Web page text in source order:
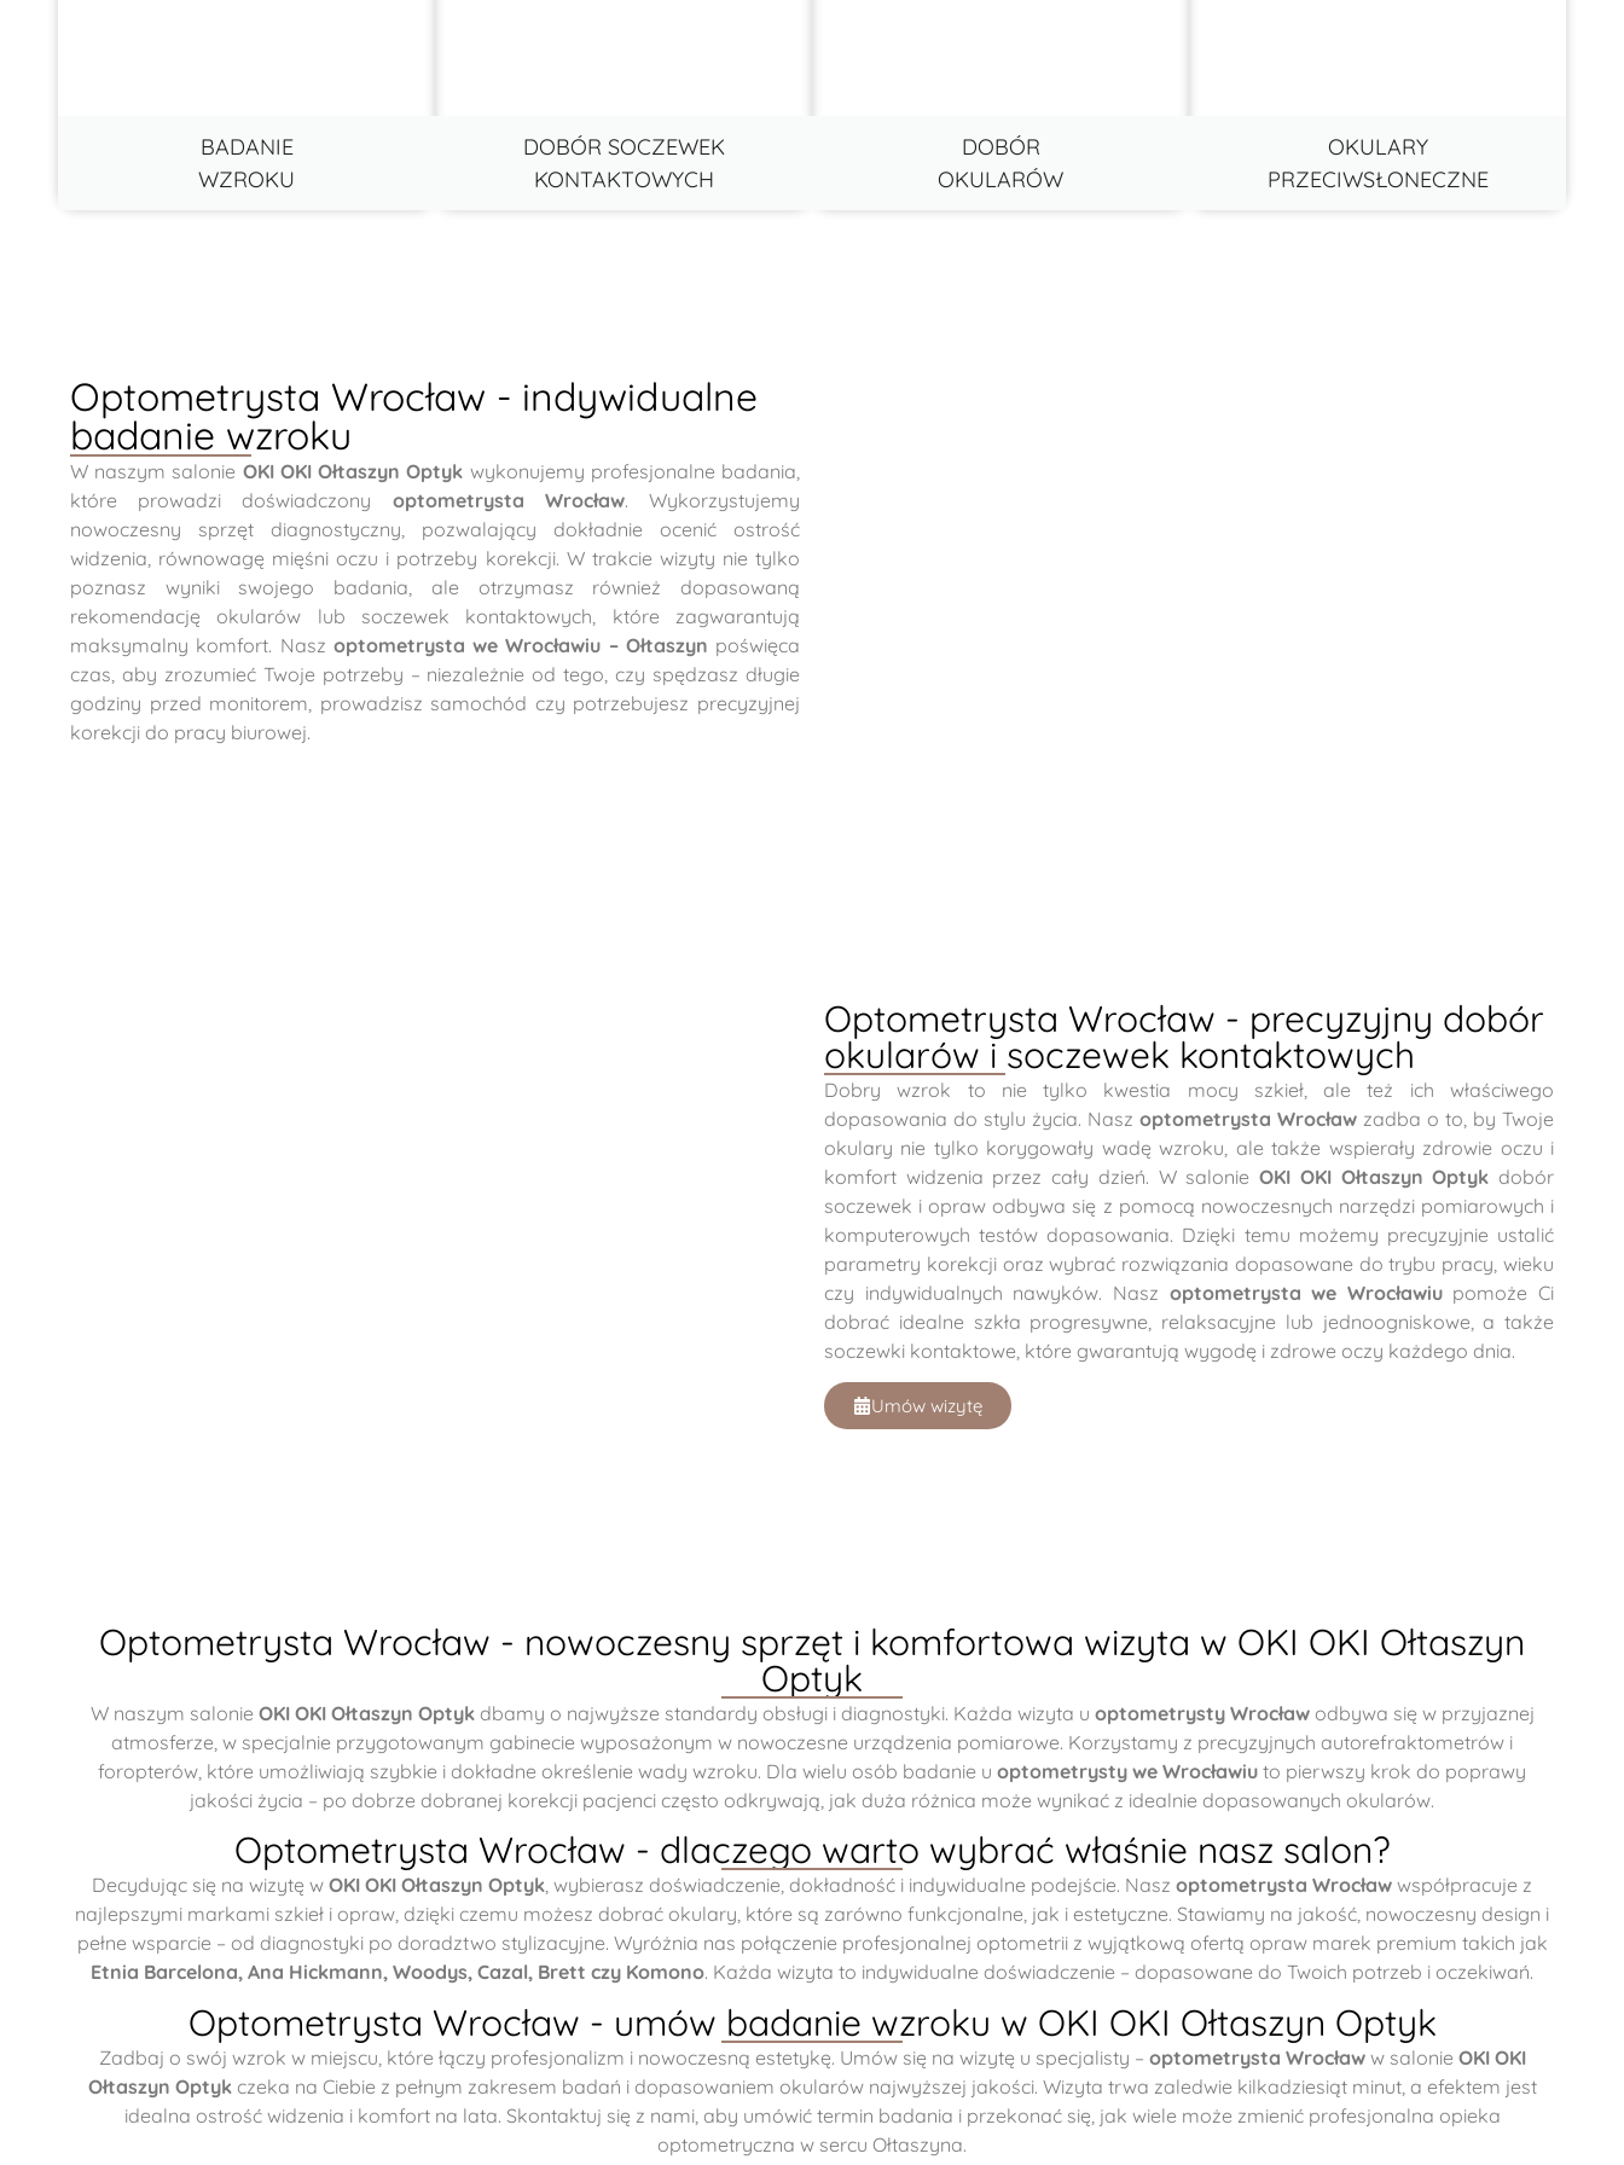
BADANIE
WZROKU
DOBÓR SOCZEWEK
KONTAKTOWYCH
DOBÓR
OKULARÓW
OKULARY
PRZECIWSŁONECZNE
Optometrysta Wrocław - indywidualne
badanie wzroku
W naszym salonie OKI OKI Ołtaszyn Optyk wykonujemy profesjonalne badania,
które prowadzi doświadczony optometrysta Wrocław. Wykorzystujemy
nowoczesny sprzęt diagnostyczny, pozwalający dokładnie ocenić ostrość
widzenia, równowagę mięśni oczu i potrzeby korekcji. W trakcie wizyty nie tylko
poznasz wyniki swojego badania, ale otrzymasz również dopasowaną
rekomendację okularów lub soczewek kontaktowych, które zagwarantują
maksymalny komfort. Nasz optometrysta we Wrocławiu – Ołtaszyn poświęca
czas, aby zrozumieć Twoje potrzeby – niezależnie od tego, czy spędzasz długie
godziny przed monitorem, prowadzisz samochód czy potrzebujesz precyzyjnej
korekcji do pracy biurowej.
Optometrysta Wrocław - precyzyjny dobór
okularów i soczewek kontaktowych
Dobry wzrok to nie tylko kwestia mocy szkieł, ale też ich właściwego
dopasowania do stylu życia. Nasz optometrysta Wrocław zadba o to, by Twoje
okulary nie tylko korygowały wadę wzroku, ale także wspierały zdrowie oczu i
komfort widzenia przez cały dzień. W salonieOKI OKI Ołtaszyn Optyk dobór
soczewek i opraw odbywa się z pomocą nowoczesnych narzędzi pomiarowych i
komputerowych testów dopasowania. Dzięki temu możemy precyzyjnie ustalić
parametry korekcji oraz wybrać rozwiązania dopasowane do trybu pracy, wieku
czy indywidualnych nawyków. Nasz optometrysta we Wrocławiupomoże Ci
dobrać idealne szkła progresywne, relaksacyjne lub jednoogniskowe, a także
soczewki kontaktowe, które gwarantują wygodę i zdrowe oczy każdego dnia.
Umów wizytę
Optometrysta Wrocław - nowoczesny sprzęt i komfortowa wizyta w OKI OKI Ołtaszyn
Optyk
W naszym salonie OKI OKI Ołtaszyn Optykdbamy o najwyższe standardy obsługi i diagnostyki. Każda wizyta u optometrysty Wrocławodbywa się w przyjaznej
atmosferze, w specjalnie przygotowanym gabinecie wyposażonym w nowoczesne urządzenia pomiarowe. Korzystamy z precyzyjnych autorefraktometrów i
foropterów, które umożliwiają szybkie i dokładne określenie wady wzroku. Dla wielu osób badanie u optometrysty we Wrocławiu to pierwszy krok do poprawy
jakości życia – po dobrze dobranej korekcji pacjenci często odkrywają, jak duża różnica może wynikać z idealnie dopasowanych okularów.
Optometrysta Wrocław - dlaczego warto wybrać właśnie nasz salon?
Decydując się na wizytę w OKI OKI Ołtaszyn Optyk, wybierasz doświadczenie, dokładność i indywidualne podejście. Nasz optometrysta Wrocław współpracuje z
najlepszymi markami szkieł i opraw, dzięki czemu możesz dobrać okulary, które są zarówno funkcjonalne, jak i estetyczne. Stawiamy na jakość, nowoczesny design i
pełne wsparcie – od diagnostyki po doradztwo stylizacyjne. Wyróżnia nas połączenie profesjonalnej optometrii z wyjątkową ofertą opraw marek premium takich jak
Etnia Barcelona, Ana Hickmann, Woodys, Cazal, Brett czy Komono. Każda wizyta to indywidualne doświadczenie – dopasowane do Twoich potrzeb i oczekiwań.
Optometrysta Wrocław - umów badanie wzroku w OKI OKI Ołtaszyn Optyk
Zadbaj o swój wzrok w miejscu, które łączy profesjonalizm i nowoczesną estetykę. Umów się na wizytę u specjalisty – optometrysta Wrocławw salonie OKI OKI
Ołtaszyn Optykczeka na Ciebie z pełnym zakresem badań i dopasowaniem okularów najwyższej jakości. Wizyta trwa zaledwie kilkadziesiąt minut, a efektem jest
idealna ostrość widzenia i komfort na lata. Skontaktuj się z nami, aby umówić termin badania i przekonać się, jak wiele może zmienić profesjonalna opieka
optometryczna w sercu Ołtaszyna.